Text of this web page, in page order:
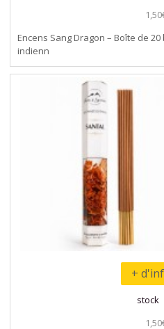
Encens Sang Dragon – Boîte de
indienn
+
stock